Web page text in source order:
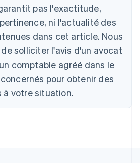
pas l'exactitude,
ni l'actualité des
dans cet article. Nous
solliciter l'avis d'un avocat
comptable agréé dans le
pour obtenir des
à votre situation.
Deutsch English